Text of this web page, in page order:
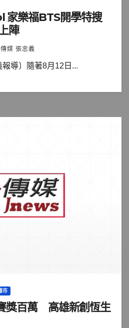
樂福BTS開學特搜
陣
媒 張忠義
報導〕隨著8月12日...
市
獎百萬 高雄新創恆生